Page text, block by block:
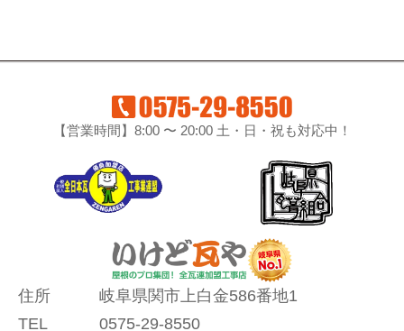
【営業時間】8:00 〜 20:00 土・日・祝も対応中！
住所
岐阜県関市上白金586番地1
TEL
0575-29-8550